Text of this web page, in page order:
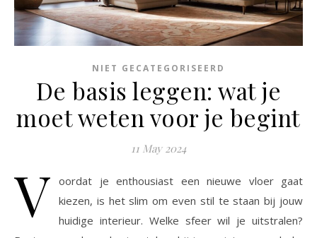
NIET GECATEGORISEERD
De basis leggen: wat je
moet weten voor je begint
11 May 2024
V oordat je enthousiast een nieuwe vloer gaat
kiezen, is het slim om even stil te staan bij jouw
huidige interieur. Welke sfeer wil je uitstralen?